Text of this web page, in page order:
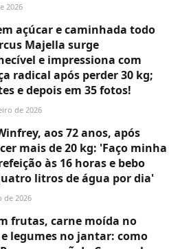
2026
açúcar e caminhada todo
Majella surge
e impressiona com
radical após perder 30 kg;
e depois em 35 fotos!
de 2026
aos 72 anos, após
mais de 20 kg: 'Faço minha
às 16 horas e bebo
litros de água por dia'
de 2026
frutas, carne moída no
legumes no jantar: como